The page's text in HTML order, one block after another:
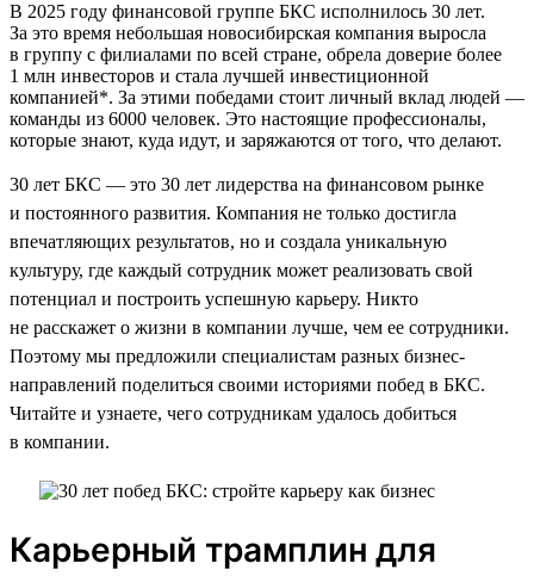
В 2025 году финансовой группе БКС исполнилось 30 лет.
За это время небольшая новосибирская компания выросла
в группу с филиалами по всей стране, обрела доверие более
1 млн инвесторов и стала лучшей инвестиционной
компанией*. За этими победами стоит личный вклад людей —
команды из 6000 человек. Это настоящие профессионалы,
которые знают, куда идут, и заряжаются от того, что делают.
30 лет БКС — это 30 лет лидерства на финансовом рынке
и постоянного развития. Компания не только достигла
впечатляющих результатов, но и создала уникальную
культуру, где каждый сотрудник может реализовать свой
потенциал и построить успешную карьеру. Никто
не расскажет о жизни в компании лучше, чем ее сотрудники.
Поэтому мы предложили специалистам разных бизнес-
направлений поделиться своими историями побед в БКС.
Читайте и узнаете, чего сотрудникам удалось добиться
в компании.
Карьерный трамплин для